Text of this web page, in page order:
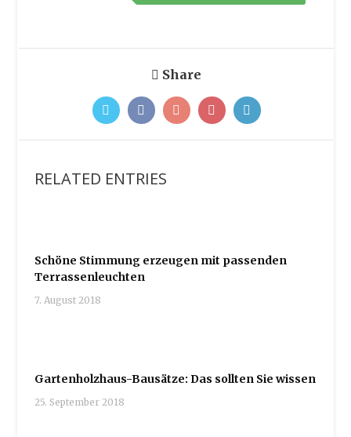
Share
RELATED ENTRIES
Schöne Stimmung erzeugen mit passenden
Terrassenleuchten
7. August 2018
Gartenholzhaus-Bausätze: Das sollten Sie wissen
25. September 2018